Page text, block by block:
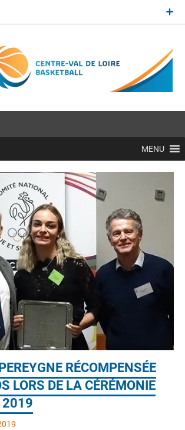
MENU
RÉCOMPENSÉE
LORS DE LA CÉRÉMONIE
2019